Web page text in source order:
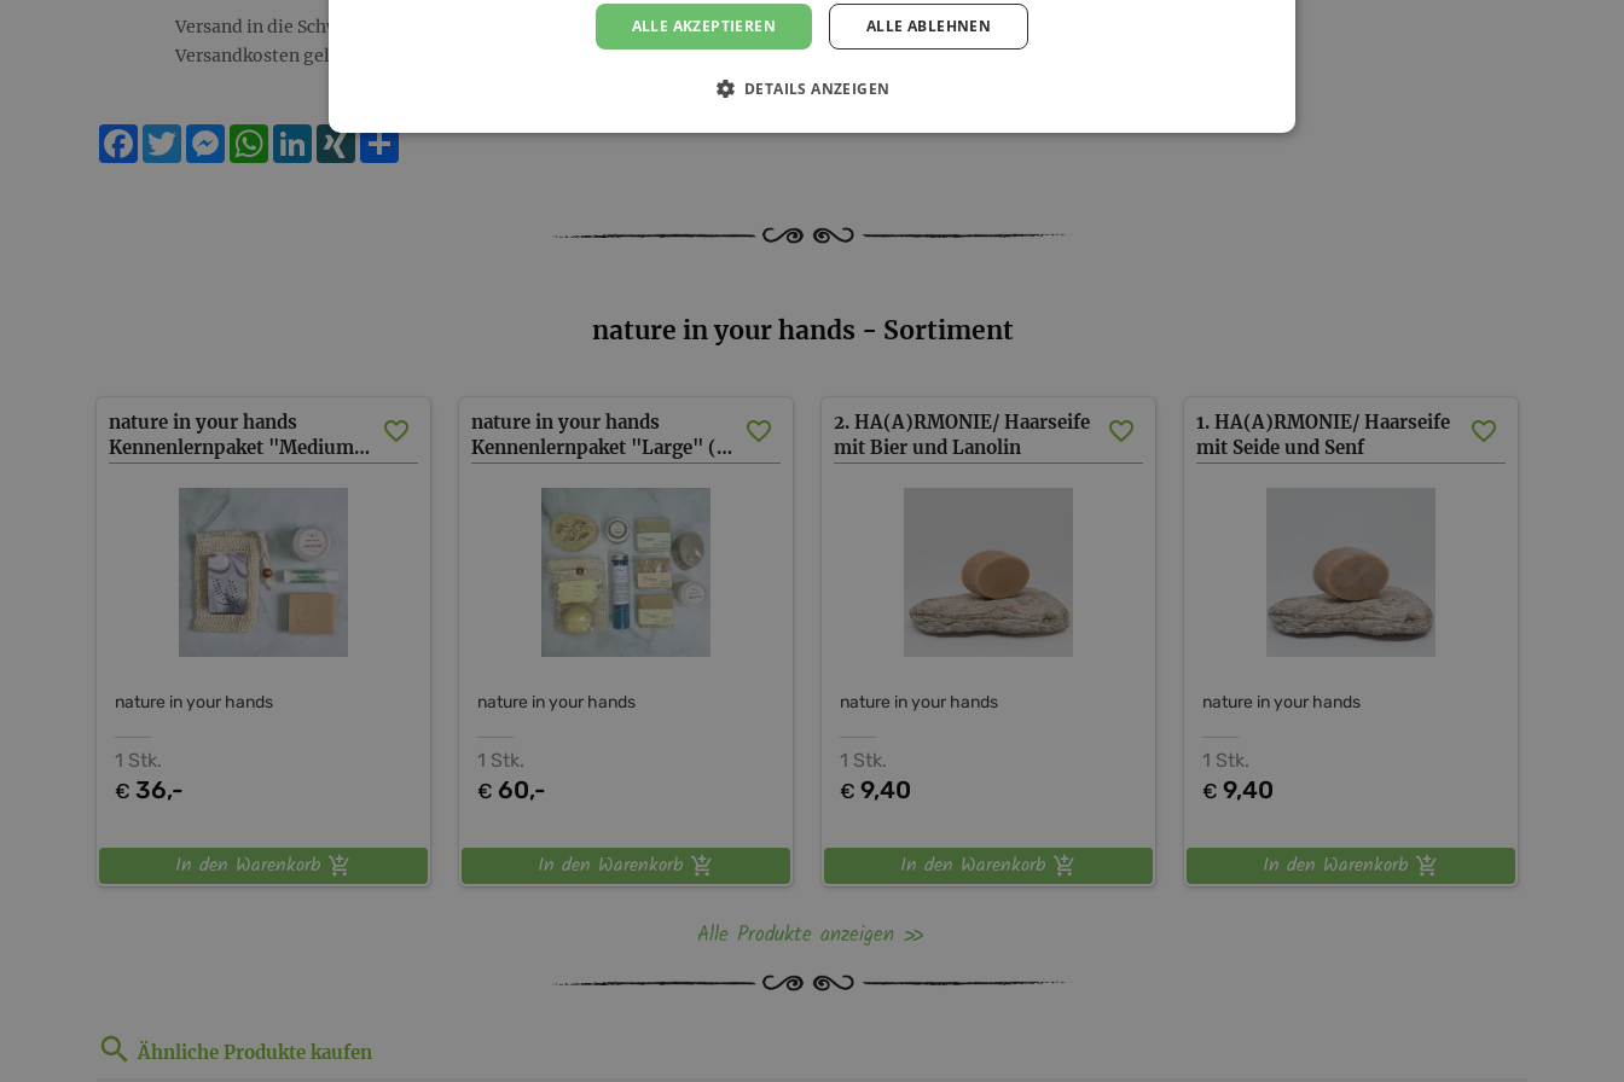
Versand in die Schweiz/ Liechtenstein: es können Gebühren anfallen.
Versandkosten gelten bei Paketgewicht bis 2 KG!
Facebook
TwitterMessengerWhatsApp
LinkedIn
XINGTeilen
nature in your hands - Sortiment
nature in your hands
Kennenlernpaket "Medium" (inkl. Versand
nature in your hands
1 Stk.
€ 36,-
In den Warenkorb
nature in your hands
Kennenlernpaket "Large" (inkl. Versand)
nature in your hands
1 Stk.
€ 60,-
In den Warenkorb
2. HA(A)RMONIE/ Haarseife
mit Bier und Lanolin
nature in your hands
1 Stk.
€ 9,40
In den Warenkorb
1. HA(A)RMONIE/ Haarseife
mit Seide und Senf
nature in your hands
1 Stk.
€ 9,40
In den Warenkorb
Alle Produkte anzeigen
Ähnliche Produkte kaufen
ALLE AKZEPTIEREN ALLE ABLEHNEN
DETAILS ANZEIGEN